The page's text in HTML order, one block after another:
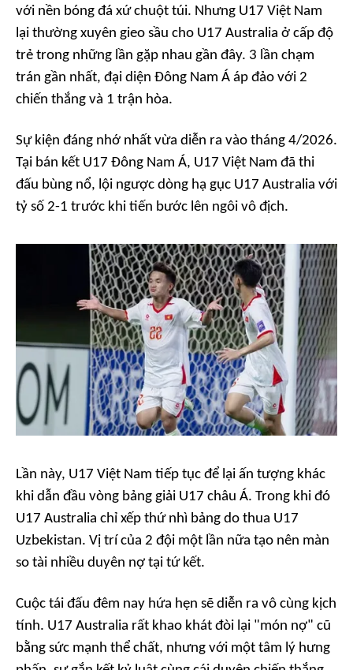
với nền bóng đá xứ chuột túi. Nhưng U17 Việt Nam
lại thường xuyên gieo sầu cho U17 Australia ở cấp độ
trẻ trong những lần gặp nhau gần đây. 3 lần chạm
trán gần nhất, đại diện Đông Nam Á áp đảo với 2
chiến thắng và 1 trận hòa.
Sự kiện đáng nhớ nhất vừa diễn ra vào tháng 4/2026.
Tại bán kết U17 Đông Nam Á, U17 Việt Nam đã thi
đấu bùng nổ, lội ngược dòng hạ gục U17 Australia với
tỷ số 2-1 trước khi tiến bước lên ngôi vô địch.
Lần này, U17 Việt Nam tiếp tục để lại ấn tượng khác
khi dẫn đầu vòng bảng giải U17 châu Á. Trong khi đó
U17 Australia chỉ xếp thứ nhì bảng do thua U17
Uzbekistan. Vị trí của 2 đội một lần nữa tạo nên màn
so tài nhiều duyên nợ tại tứ kết.
Cuộc tái đấu đêm nay hứa hẹn sẽ diễn ra vô cùng kịch
tính. U17 Australia rất khao khát đòi lại "món nợ" cũ
bằng sức mạnh thể chất, nhưng với một tâm lý hưng